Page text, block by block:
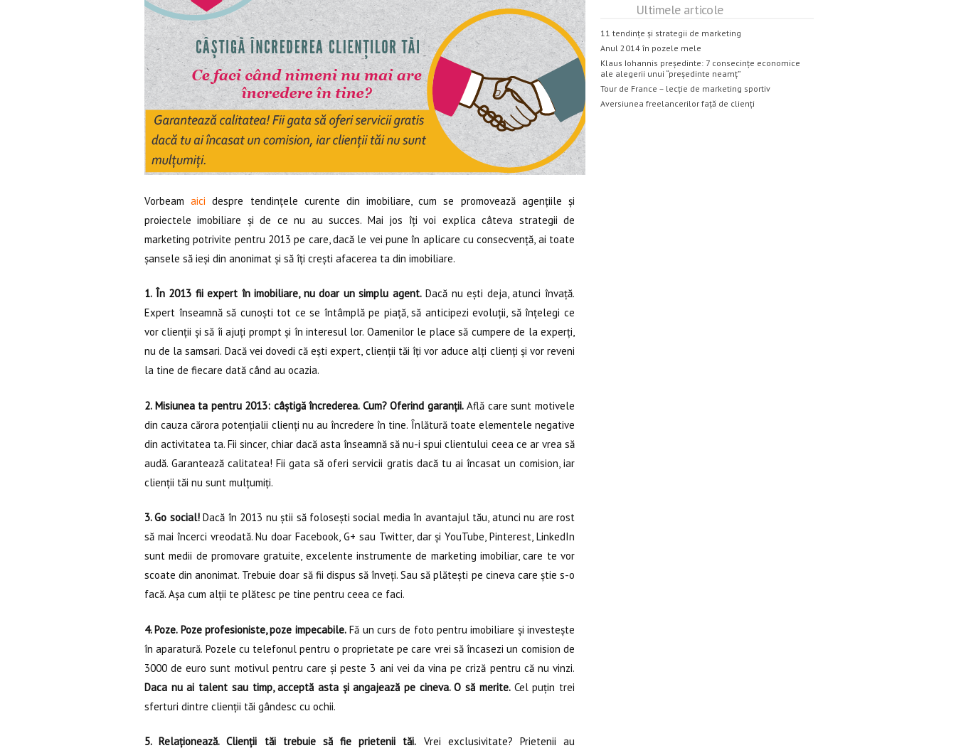
Vorbeamaici despre tendințele curente din imobiliare, cum se promovează agențiile și
proiectele imobiliare și de ce nu au succes. Mai jos îți voi explica câteva strategii de
marketing potrivite pentru 2013 pe care, dacă le vei pune în aplicare cu consecvență, ai toate
șansele să ieși din anonimat și să îți crești afacerea ta din imobiliare.
1. În 2013 fii expert în imobiliare, nu doar un simplu agent.Dacă nu ești deja, atunci învață.
Expert înseamnă să cunoști tot ce se întâmplă pe piață, să anticipezi evoluții, să înțelegi ce
vor clienții și să îi ajuți prompt și în interesul lor. Oamenilor le place să cumpere de la experți,
nu de la samsari. Dacă vei dovedi că ești expert, clienții tăi îți vor aduce alți clienți și vor reveni
la tine de fiecare dată când au ocazia.
2. Misiunea ta pentru 2013: câștigă încrederea. Cum? Oferind garanții.Află care sunt motivele
din cauza cărora potențialii clienți nu au încredere în tine. Înlătură toate elementele negative
din activitatea ta. Fii sincer, chiar dacă asta înseamnă să nu-i spui clientului ceea ce ar vrea să
audă. Garantează calitatea! Fii gata să oferi servicii gratis dacă tu ai încasat un comision, iar
clienții tăi nu sunt mulțumiți.
3. Go social!Dacă în 2013 nu știi să folosești social media în avantajul tău, atunci nu are rost
să mai încerci vreodată. Nu doar Facebook, G+ sau Twitter, dar și YouTube, Pinterest, LinkedIn
sunt medii de promovare gratuite, excelente instrumente de marketing imobiliar, care te vor
scoate din anonimat. Trebuie doar să fii dispus să înveți. Sau să plătești pe cineva care știe s-o
facă. Așa cum alții te plătesc pe tine pentru ceea ce faci.
4. Poze. Poze profesioniste, poze impecabile.Fă un curs de foto pentru imobiliare și investește
în aparatură. Pozele cu telefonul pentru o proprietate pe care vrei să încasezi un comision de
3000 de euro sunt motivul pentru care și peste 3 ani vei da vina pe criză pentru că nu vinzi.
Daca nu ai talent sau timp, acceptă asta și angajează pe cineva. O să merite. Cel puțin trei
sferturi dintre clienții tăi gândesc cu ochii.
5. Relaționează. Clienții tăi trebuie să fie prietenii tăi. Vrei exclusivitate? Prietenii au
Ultimele articole
11 tendințe și strategii de marketing
Anul 2014 în pozele mele
Klaus Iohannis președinte: 7 consecințe economice
ale alegerii unui “președinte neamț”
Tour de France – lecție de marketing sportiv
Aversiunea freelancerilor față de clienți